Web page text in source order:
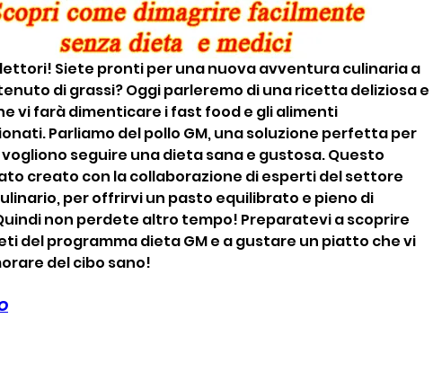
Siete pronti per una nuova avventura culinaria a
di grassi? Oggi parleremo di una ricetta deliziosa e
vi farà dimenticare i fast food e gli alimenti
Parliamo del pollo GM, una soluzione perfetta per
seguire una dieta sana e gustosa. Questo
creato con la collaborazione di esperti del settore
per offrirvi un pasto equilibrato e pieno di
non perdete altro tempo! Preparatevi a scoprire
del programma dieta GM e a gustare un piatto che vi
del cibo sano!